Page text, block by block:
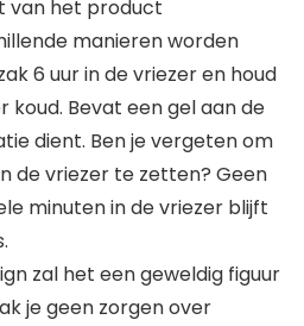
van het product
manieren worden
6 uur in de vriezer en houd
koud. Bevat een gel aan de
dient. Ben je vergeten om
de vriezer te zetten? Geen
minuten in de vriezer blijft
zal het een geweldig figuur
je geen zorgen over